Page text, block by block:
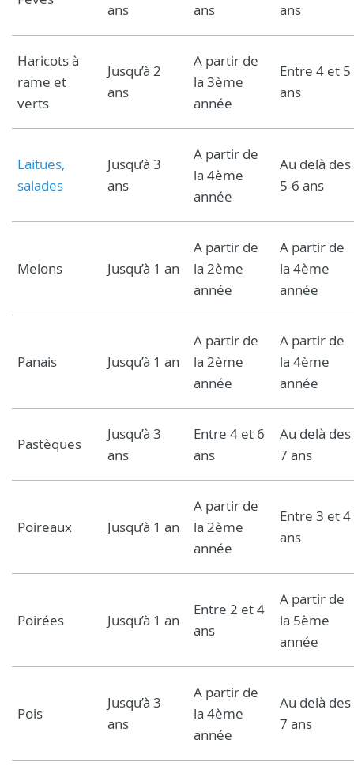
ans ans ans
Haricots à
rame et
verts
Jusqu’à 2
ans
A partir de
la 3ème
année
Entre 4 et 5
ans
Laitues,
salades
Jusqu’à 3
ans
A partir de
la 4ème
année
Au delà des
5-6 ans
Melons Jusqu’à 1 an
A partir de
la 2ème
année
A partir de
la 4ème
année
Panais Jusqu’à 1 an
A partir de
la 2ème
année
A partir de
la 4ème
année
Pastèques
Jusqu’à 3
ans
Entre 4 et 6
ans
Au delà des
7 ans
Poireaux Jusqu’à 1 an
A partir de
la 2ème
année
Entre 3 et 4
ans
Poirées Jusqu’à 1 an
Entre 2 et 4
ans
A partir de
la 5ème
année
Pois
Jusqu’à 3
ans
A partir de
la 4ème
année
Au delà des
7 ans